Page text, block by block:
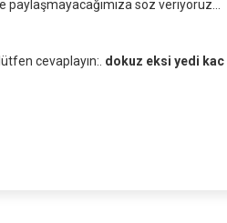
söz veriyoruz...
cevaplayın:. dokuz eksi yedi kac